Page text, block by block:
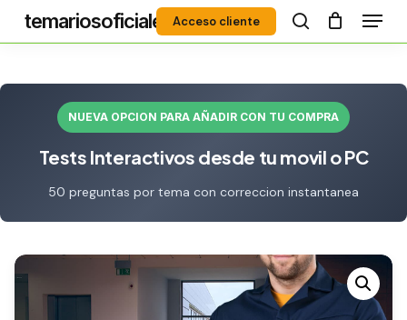
content
temariosoficiales
Acceso cliente
search
Menú
NUEVA OPCION PARA AÑADIR CON TU COMPRA
Tests Interactivos desde tu movil o PC
50 preguntas por tema con correccion instantanea